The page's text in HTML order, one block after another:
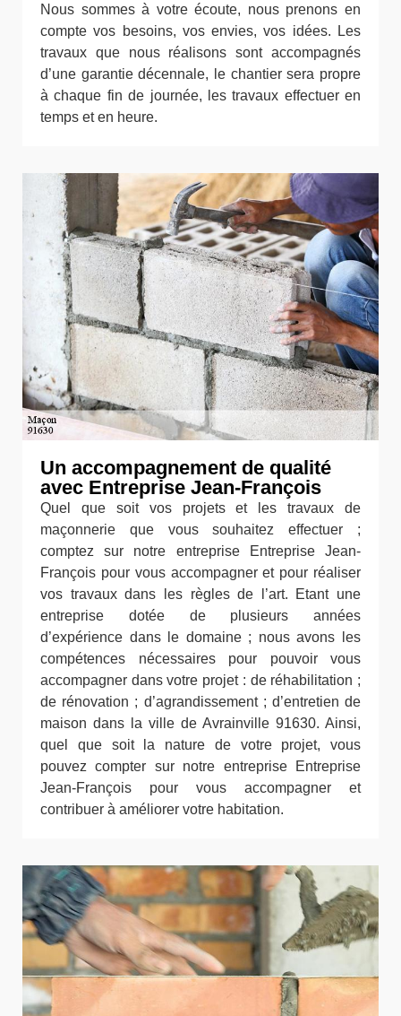
Nous sommes à votre écoute, nous prenons en
compte vos besoins, vos envies, vos idées. Les
travaux que nous réalisons sont accompagnés
d’une garantie décennale, le chantier sera propre
à chaque fin de journée, les travaux effectuer en
temps et en heure.
Un accompagnement de qualité
avec Entreprise Jean-François
Quel que soit vos projets et les travaux de
maçonnerie que vous souhaitez effectuer ;
comptez sur notre entreprise Entreprise Jean-
François pour vous accompagner et pour réaliser
vos travaux dans les règles de l’art. Etant une
entreprise dotée de plusieurs années
d’expérience dans le domaine ; nous avons les
compétences nécessaires pour pouvoir vous
accompagner dans votre projet : de réhabilitation ;
de rénovation ; d’agrandissement ; d’entretien de
maison dans la ville de Avrainville 91630. Ainsi,
quel que soit la nature de votre projet, vous
pouvez compter sur notre entreprise Entreprise
Jean-François pour vous accompagner et
contribuer à améliorer votre habitation.